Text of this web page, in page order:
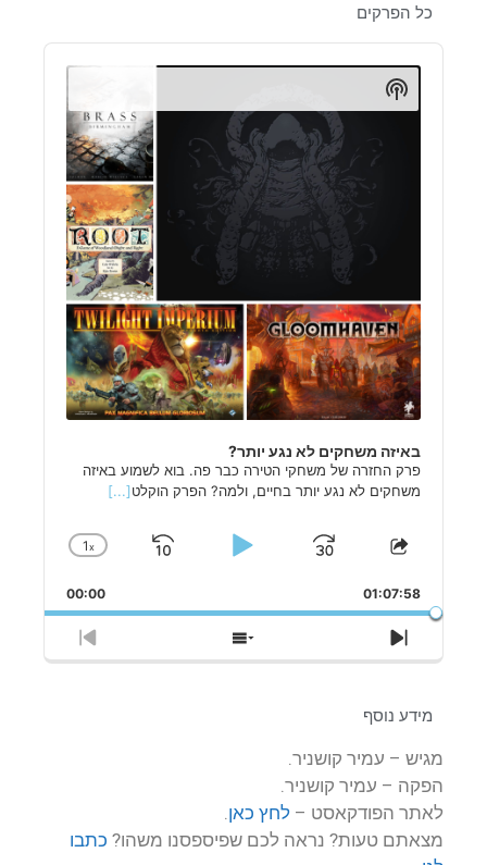
כל הפרקים
Audio
Player
באיזה משחקים לא נגע יותר?
פרק החזרה של משחקי הטירה כבר פה. בוא לשמוע באיזה
משחקים לא נגע יותר בחיים, ולמה? הפרק הוקלט[...]
Change
Rate
1x
Skip
Backward
PlayJump
Share
Episode
00:00 01:07:58
Previous
Episode
Show
Episodes
Next
Episode
Show
Podcast
Information
מידע נוסף
מגיש – עמיר קושניר.
הפקה – עמיר קושניר.
לאתר הפודקאסט – לחץ כאן.
מצאתם טעות? נראה לכם שפיספסנו משהו? כתבו